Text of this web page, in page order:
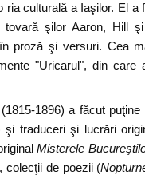
ria culturală a Iaşilor. El a
tovară şilor Aaron, Hill
proză şi versuri. Cea
"Uricarul", din care
(1815-1896) a făcut
şi traduceri şi lucrări
Misterele
colecţii de poezii (